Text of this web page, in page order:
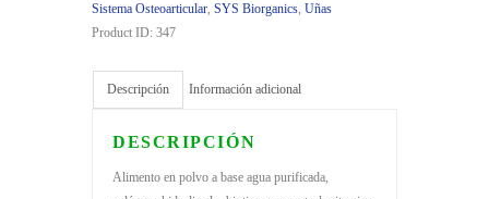
Sistema Osteoarticular, SYS Biorganics, Uñas
Product ID: 347
Descripción Información adicional
DESCRIPCIÓN
Alimento en polvo a base agua purificada,